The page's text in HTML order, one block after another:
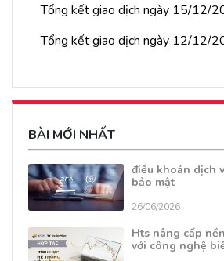
Tổng kết giao dịch ngày 15/12/
Tổng kết giao dịch ngày 12/12/
BÀI MỚI NHẤT
điều khoản dịch
bảo mật
26/06/2026
Hts nâng cấp
với công nghệ